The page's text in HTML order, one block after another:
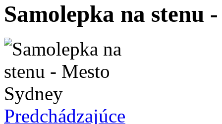
Samolepka na stenu
Predchádzajúce